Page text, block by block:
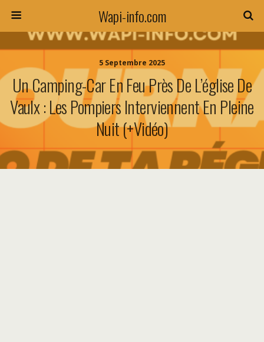
Wapi-info.com
5 Septembre 2025
Un Camping-Car En Feu Près De L’église De
Vaulx : Les Pompiers Interviennent En Pleine
Nuit (+vidéo)